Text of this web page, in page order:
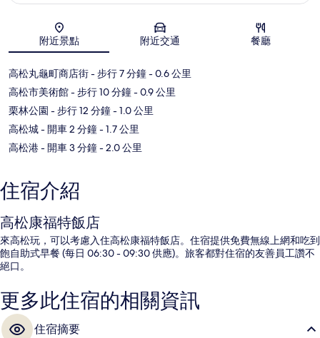
地圖
附近景點 附近交通 餐廳
高松丸龜町商店街- 步行 7 分鐘- 0.6 公里
高松市美術館- 步行 10 分鐘- 0.9 公里
栗林公園 - 步行 12 分鐘- 1.0 公里
高松城- 開車 2 分鐘- 1.7 公里
高松港- 開車 3 分鐘- 2.0 公里
住宿介紹
高松康福特飯店
來高松玩，可以考慮入住高松康福特飯店。住宿提供免費無線上網和吃到
飽自助式早餐 (每日 06:30 - 09:30 供應)。旅客都對住宿的友善員工讚不
絕口。
更多此住宿的相關資訊
住宿摘要